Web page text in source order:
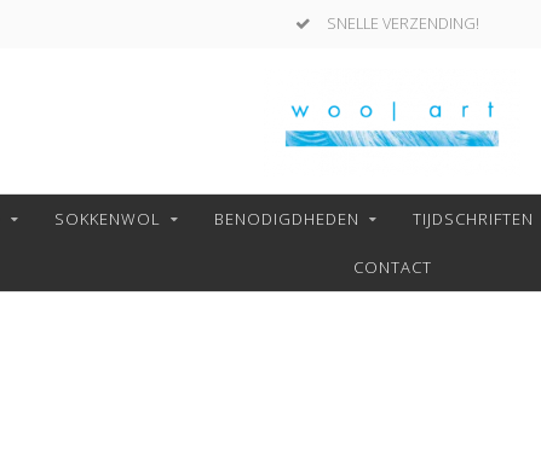
SNELLE VERZENDING!
SOKKENWOL BENODIGDHEDEN TIJDSCHRIFTEN
CONTACT